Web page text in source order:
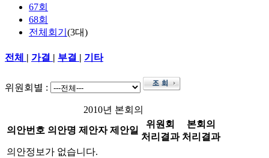
67회
68회
전체회기 (3대)
전체 | 가결 | 부결 | 기타
위원회별 :
2010년 본회의
의안번호 의안명 제안자 제안일
위원회
처리결과
본회의
처리결과
의안정보가 없습니다.